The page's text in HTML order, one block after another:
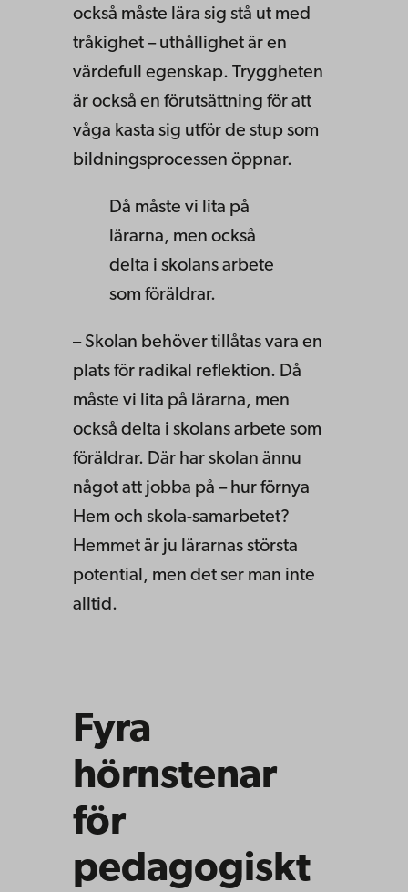
också måste lära sig stå ut med
tråkighet – uthållighet är en
värdefull egenskap. Tryggheten
är också en förutsättning för att
våga kasta sig utför de stup som
bildningsprocessen öppnar.
Då måste vi lita på
lärarna, men också
delta i skolans arbete
som föräldrar.
– Skolan behöver tillåtas vara en
plats för radikal reflektion. Då
måste vi lita på lärarna, men
också delta i skolans arbete som
föräldrar. Där har skolan ännu
något att jobba på – hur förnya
Hem och skola-samarbetet?
Hemmet är ju lärarnas största
potential, men det ser man inte
alltid.
Fyra
hörnstenar
för
pedagogiskt